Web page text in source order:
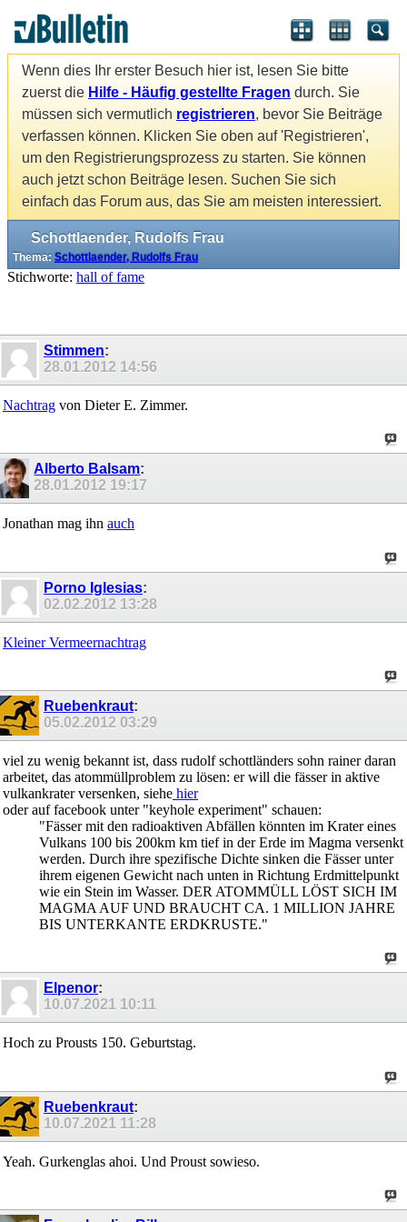
Wenn dies Ihr erster Besuch hier ist, lesen Sie bitte
zuerst die Hilfe - Häufig gestellte Fragen durch. Sie
müssen sich vermutlich registrieren, bevor Sie Beiträge
verfassen können. Klicken Sie oben auf 'Registrieren',
um den Registrierungsprozess zu starten. Sie können
auch jetzt schon Beiträge lesen. Suchen Sie sich
einfach das Forum aus, das Sie am meisten interessiert.
Schottlaender, Rudolfs Frau
Thema: Schottlaender, Rudolfs Frau
Stichworte: hall of fame
Stimmen:
28.01.2012 14:56
Nachtrag von Dieter E. Zimmer.
Alberto Balsam:
28.01.2012 19:17
Jonathan mag ihn auch
Porno Iglesias:
02.02.2012 13:28
Kleiner Vermeernachtrag
Ruebenkraut:
05.02.2012 03:29
viel zu wenig bekannt ist, dass rudolf schottländers sohn rainer daran
arbeitet, das atommüllproblem zu lösen: er will die fässer in aktive
vulkankrater versenken, siehe hier
oder auf facebook unter "keyhole experiment" schauen:
"Fässer mit den radioaktiven Abfällen könnten im Krater eines
Vulkans 100 bis 200km km tief in der Erde im Magma versenkt
werden. Durch ihre spezifische Dichte sinken die Fässer unter
ihrem eigenen Gewicht nach unten in Richtung Erdmittelpunkt
wie ein Stein im Wasser. DER ATOMMÜLL LÖST SICH IM
MAGMA AUF UND BRAUCHT CA. 1 MILLION JAHRE
BIS UNTERKANTE ERDKRUSTE."
Elpenor:
10.07.2021 10:11
Hoch zu Prousts 150. Geburtstag.
Ruebenkraut:
10.07.2021 11:28
Yeah. Gurkenglas ahoi. Und Proust sowieso.